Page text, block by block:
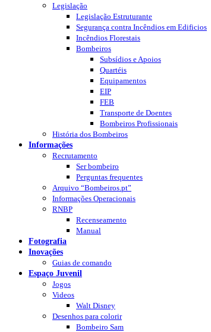
Legislação
Legislação Estruturante
Segurança contra Incêndios em Edificios
Incêndios Florestais
Bombeiros
Subsídios e Apoios
Quartéis
Equipamentos
EIP
FEB
Transporte de Doentes
Bombeiros Profissionais
História dos Bombeiros
Informações
Recrutamento
Ser bombeiro
Perguntas frequentes
Arquivo “Bombeiros.pt”
Informações Operacionais
RNBP
Recenseamento
Manual
Fotografia
Inovações
Guias de comando
Espaço Juvenil
Jogos
Videos
Walt Disney
Desenhos para colorir
Bombeiro Sam